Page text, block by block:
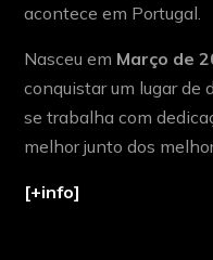
acontece em Portugal.
Nasceu em Março de
conquistar um lugar de
se trabalha com
melhor junto dos
[+info]